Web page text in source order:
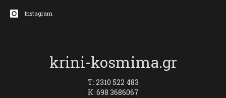
Instagram
krini-kosmima.gr
T: 2310 522 483
K: 698 3686067